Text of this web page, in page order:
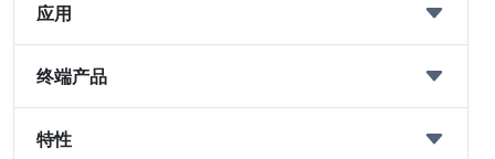
应用
终端产品
特性